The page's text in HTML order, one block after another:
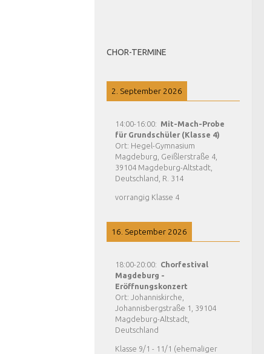
CHOR-TERMINE
2. September 2026
14:00- 16:00: Mit-Mach-Probe
für Grundschüler (Klasse 4)
Ort: Hegel-Gymnasium
Magdeburg, Geißlerstraße 4,
39104 Magdeburg-Altstadt,
Deutschland, R. 314
vorrangig Klasse 4
16. September 2026
18:00-20:00: Chorfestival
Magdeburg -
Eröffnungskonzert
Ort: Johanniskirche,
Johannisbergstraße 1, 39104
Magdeburg-Altstadt,
Deutschland
Klasse 9/1 - 11/1 (ehemaliger